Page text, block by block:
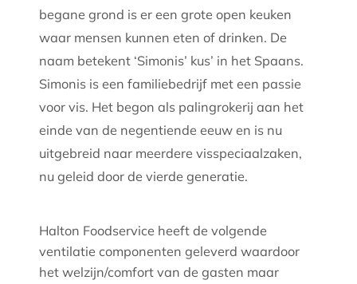
begane grond is er een grote open keuken
waar mensen kunnen eten of drinken. De
naam betekent ‘Simonis’ kus’ in het Spaans.
Simonis is een familiebedrijf met een passie
voor vis. Het begon als palingrokerij aan het
einde van de negentiende eeuw en is nu
uitgebreid naar meerdere visspeciaalzaken,
nu geleid door de vierde generatie.
Halton Foodservice heeft de volgende
ventilatie componenten geleverd waardoor
het welzijn/comfort van de gasten maar